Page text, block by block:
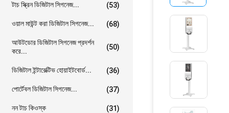
টাচ স্ক্রিন ডিজিটাল সিগনেজ... (53)
ওয়াল মাউন্ট করা ডিজিটাল সিগনেজ... (68)
আউটডোর ডিজিটাল সিগনেজ প্রদর্শন
করে...
(50)
ডিজিটাল ইন্টারেক্টিভ হোয়াইটবোর্ড... (36)
পোর্টেবল ডিজিটাল সিগনেজ... (37)
নন টাচ কিওস্ক (31)